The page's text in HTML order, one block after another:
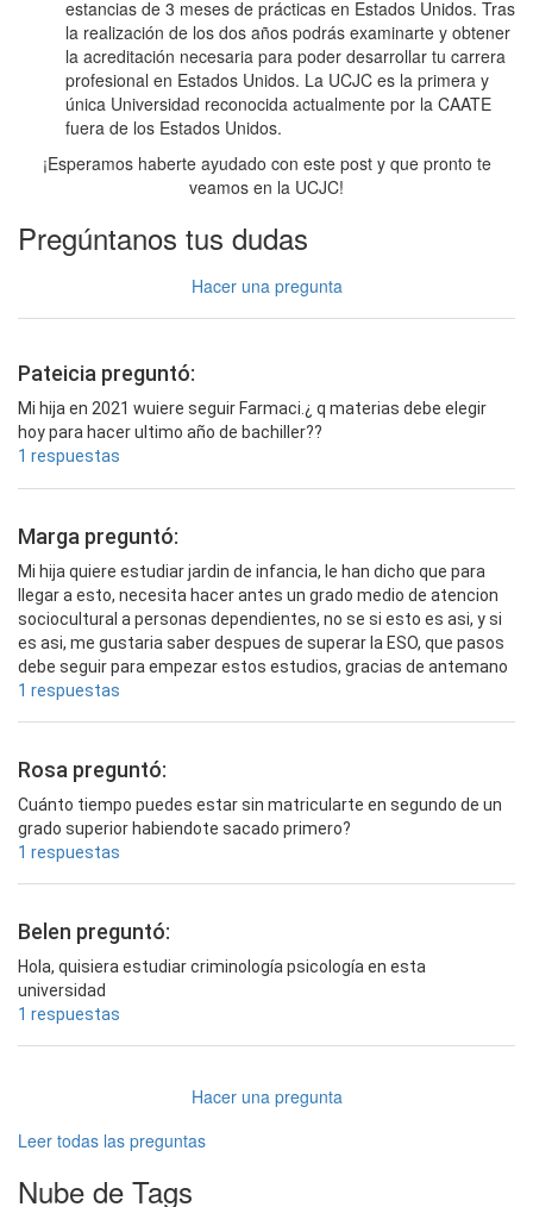
estancias de 3 meses de prácticas en Estados Unidos. Tras
la realización de los dos años podrás examinarte y obtener
la acreditación necesaria para poder desarrollar tu carrera
profesional en Estados Unidos. La UCJC es la primera y
única Universidad reconocida actualmente por la CAATE
fuera de los Estados Unidos.
¡Esperamos haberte ayudado con este post y que pronto te
veamos en la UCJC!
Pregúntanos tus dudas
Hacer una pregunta
Pateicia preguntó:
Mi hija en 2021 wuiere seguir Farmaci.¿ q materias debe elegir
hoy para hacer ultimo año de bachiller??
1 respuestas
Marga preguntó:
Mi hija quiere estudiar jardin de infancia, le han dicho que para
llegar a esto, necesita hacer antes un grado medio de atencion
sociocultural a personas dependientes, no se si esto es asi, y si
es asi, me gustaria saber despues de superar la ESO, que pasos
debe seguir para empezar estos estudios, gracias de antemano
1 respuestas
Rosa preguntó:
Cuánto tiempo puedes estar sin matricularte en segundo de un
grado superior habiendote sacado primero?
1 respuestas
Belen preguntó:
Hola, quisiera estudiar criminología psicología en esta
universidad
1 respuestas
Hacer una pregunta
Leer todas las preguntas
Nube de Tags